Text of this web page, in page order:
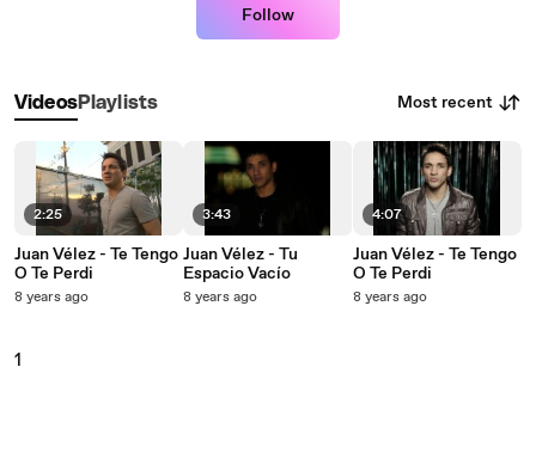
Follow
VideosPlaylists Most recent
2:25
Juan Vélez - Te Tengo
O Te Perdi
8 years ago
3:43
Juan Vélez - Tu
Espacio Vacío
8 years ago
4:07
Juan Vélez - Te Tengo
O Te Perdi
8 years ago
1